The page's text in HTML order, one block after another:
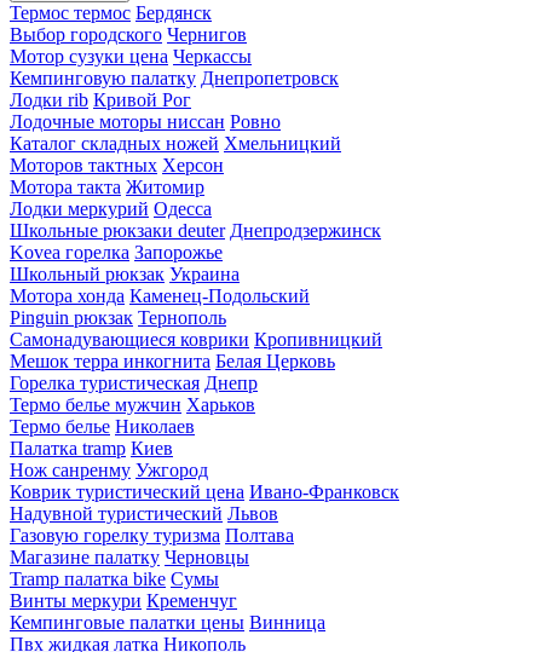
Термос термос Бердянск
Выбор городского Чернигов
Мотор сузуки цена Черкассы
Кемпинговую палатку Днепропетровск
Лодки rib Кривой Рог
Лодочные моторы ниссан Ровно
Каталог складных ножей Хмельницкий
Моторов тактных Херсон
Мотора такта Житомир
Лодки меркурий Одесса
Школьные рюкзаки deuter Днепродзержинск
Kovea горелка Запорожье
Школьный рюкзак Украина
Мотора хонда Каменец-Подольский
Pinguin рюкзак Тернополь
Самонадувающиеся коврики Кропивницкий
Мешок терра инкогнита Белая Церковь
Горелка туристическая Днепр
Термо белье мужчин Харьков
Термо белье Николаев
Палатка tramp Киев
Нож санренму Ужгород
Коврик туристический цена Ивано-Франковск
Надувной туристический Львов
Газовую горелку туризма Полтава
Магазине палатку Черновцы
Tramp палатка bike Сумы
Винты меркури Кременчуг
Кемпинговые палатки цены Винница
Пвх жидкая латка Никополь